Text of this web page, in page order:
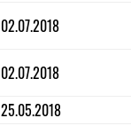
02.07.2018
02.07.2018
25.05.2018